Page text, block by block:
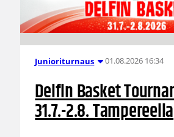
Junioriturnaus 01.08.2026 16:34
Delfin Basket
31.7.-2.8. Tampereella